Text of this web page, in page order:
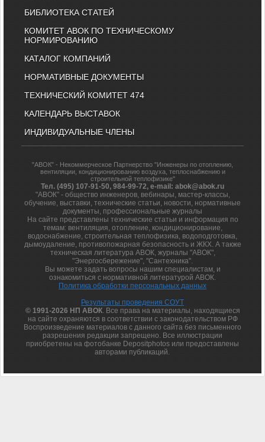
БИБЛИОТЕКА СТАТЕЙ
КОМИТЕТ АВОК ПО ТЕХНИЧЕСКОМУ
НОРМИРОВАНИЮ
КАТАЛОГ КОМПАНИЙ
НОРМАТИВНЫЕ ДОКУМЕНТЫ
ТЕХНИЧЕСКИЙ КОМИТЕТ 474
КАЛЕНДАРЬ ВЫСТАВОК
ИНДИВИДУАЛЬНЫЕ ЧЛЕНЫ
"АВОК" - Некоммерческое Партнерство "Инженеры по отоплению,
вентиляции, кондиционированию воздуха, теплоснабжению и
строительной теплофизике"
Тел. (495) 107-91-50, 984-99-72, e-mail: abok@abok.ru
"АВОК" - общество инженеров, вебинары, мастер-классы,
обучение, выставки, технические статьи, новости, нормативные
документы, профессиональные журналы
На сайте представлены технические статьи и информация по
темам: вентиляция, отопление, кондиционирование,
водоснабжение, строительная теплофизика, водоподготовка,
дымоудаление, противопожарная безопасность и ЖКХ. А также
техническая литература АВОК, журналы "АВОК",
"Энергосбережение", "Сантехника".
Вы можете задать вопросы нашим специалистам, и
ознакомиться с нормативной литературой АВОК.
Политика обработки персональных данных
Результаты проведения СОУТ
© 1991-2026 НП АВОК. Все права на материалы, находящиеся
на сайте охраняются в соответствии с законодательством РФ
Воспроизведение материалов с данного сайта без письменного
разрешения редакции запрещено. Все иллюстрации
приобретены на фотобанке Depositphotos или предоставлены
авторами публикаций.